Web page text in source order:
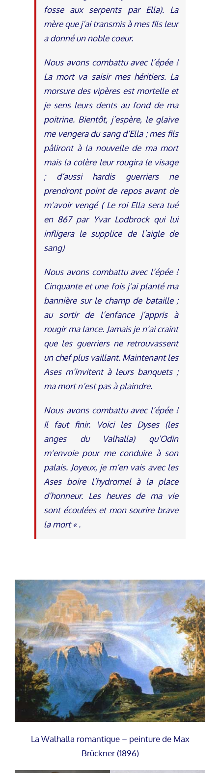
fosse aux serpents par Ella). La
mère que j’ai transmis à mes fils leur
a donné un noble coeur.
Nous avons combattu avec l’épée !
La mort va saisir mes héritiers. La
morsure des vipères est mortelle et
je sens leurs dents au fond de ma
poitrine. Bientôt, j’espère, le glaive
me vengera du sang d’Ella ; mes fils
pâliront à la nouvelle de ma mort
mais la colère leur rougira le visage
; d’aussi hardis guerriers ne
prendront point de repos avant de
m’avoir vengé ( Le roi Ella sera tué
en 867 par Yvar Lodbrock qui lui
infligera le supplice de l’aigle de
sang)
Nous avons combattu avec l’épée !
Cinquante et une fois j’ai planté ma
bannière sur le champ de bataille ;
au sortir de l’enfance j’appris à
rougir ma lance. Jamais je n’ai craint
que les guerriers ne retrouvassent
un chef plus vaillant. Maintenant les
Ases m’invitent à leurs banquets ;
ma mort n’est pas à plaindre.
Nous avons combattu avec l’épée !
Il faut finir. Voici les Dyses (les
anges du Valhalla) qu’Odin
m’envoie pour me conduire à son
palais. Joyeux, je m’en vais avec les
Ases boire l’hydromel à la place
d’honneur. Les heures de ma vie
sont écoulées et mon sourire brave
la mort « .
La Walhalla romantique – peinture de Max
Brückner (1896)